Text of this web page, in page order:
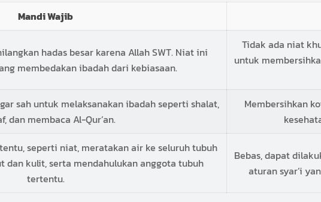
Mandi Wajib
hadas besar karena Allah SWT. Niat ini
membedakan ibadah dari kebiasaan.
Tidak ada niat
untuk
sah untuk melaksanakan ibadah seperti shalat,
dan membaca Al-Qur’an.
Membersihkan
seperti niat, meratakan air ke seluruh tubuh
dan kulit, serta mendahulukan anggota tubuh
tertentu.
Bebas, dapat
aturan syar’i